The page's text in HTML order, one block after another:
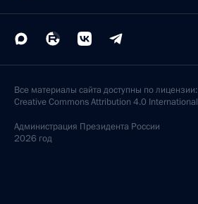
Все материалы сайта доступны по лицензии:
Creative Commons Attribution 4.0 International
Администрация Президента России
2026 год